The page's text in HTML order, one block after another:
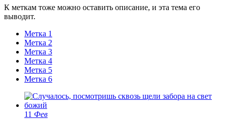
К меткам тоже можно оставить описание, и эта тема его
выводит.
Метка 1
Метка 2
Метка 3
Метка 4
Метка 5
Метка 6
11 Фев